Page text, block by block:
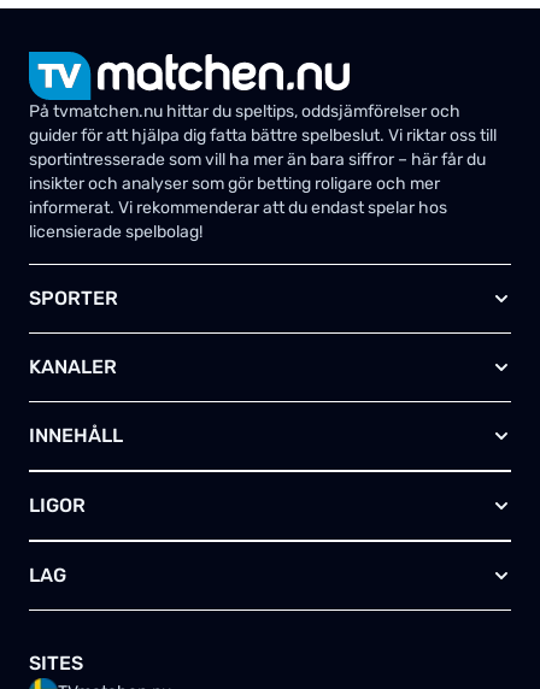
På tvmatchen.nu hittar du speltips, oddsjämförelser och
guider för att hjälpa dig fatta bättre spelbeslut. Vi riktar oss till
sportintresserade som vill ha mer än bara siffror – här får du
insikter och analyser som gör betting roligare och mer
informerat. Vi rekommenderar att du endast spelar hos
licensierade spelbolag!
SPORTER
Ishockey
Amerikansk fotboll
Basket
Bandy
Friidrott
Golf
KANALER
TV4 Play Sport Total
Kanal 5
HBO Max (SE)
INNEHÅLL
Kontakta oss
Annonsera
Skapa egen TV-tablå
LIGOR
Championship
FA-cupen
Champions League
LAG
Manchester City
Liverpool FC
SITES